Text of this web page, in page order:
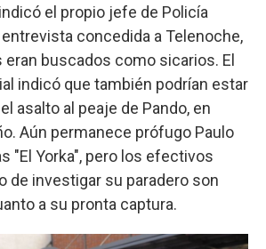
el propio jefe de Policía
entrevista concedida a Telenoche,
eran buscados como sicarios. El
indicó que también podrían estar
asalto al peaje de Pando, en
Aún permanece prófugo Paulo
"El Yorka", pero los efectivos
de investigar su paradero son
a su pronta captura.